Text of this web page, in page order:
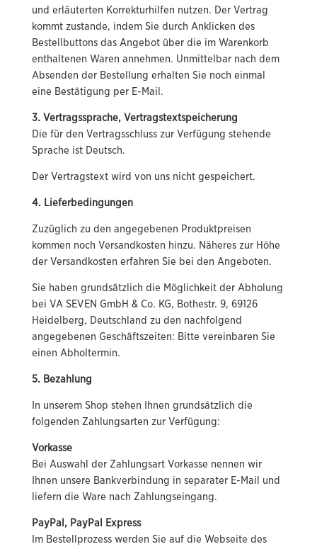
und erläuterten Korrekturhilfen nutzen. Der Vertrag
kommt zustande, indem Sie durch Anklicken des
Bestellbuttons das Angebot über die im Warenkorb
enthaltenen Waren annehmen. Unmittelbar nach dem
Absenden der Bestellung erhalten Sie noch einmal
eine Bestätigung per E-Mail.
3. Vertragssprache, Vertragstextspeicherung
Die für den Vertragsschluss zur Verfügung stehende
Sprache ist Deutsch.
Der Vertragstext wird von uns nicht gespeichert.
4. Lieferbedingungen
Zuzüglich zu den angegebenen Produktpreisen
kommen noch Versandkosten hinzu. Näheres zur Höhe
der Versandkosten erfahren Sie bei den Angeboten.
Sie haben grundsätzlich die Möglichkeit der Abholung
bei VA SEVEN GmbH & Co. KG, Bothestr. 9, 69126
Heidelberg, Deutschland zu den nachfolgend
angegebenen Geschäftszeiten: Bitte vereinbaren Sie
einen Abholtermin.
5. Bezahlung
In unserem Shop stehen Ihnen grundsätzlich die
folgenden Zahlungsarten zur Verfügung:
Vorkasse
Bei Auswahl der Zahlungsart Vorkasse nennen wir
Ihnen unsere Bankverbindung in separater E-Mail und
liefern die Ware nach Zahlungseingang.
PayPal, PayPal Express
Im Bestellprozess werden Sie auf die Webseite des